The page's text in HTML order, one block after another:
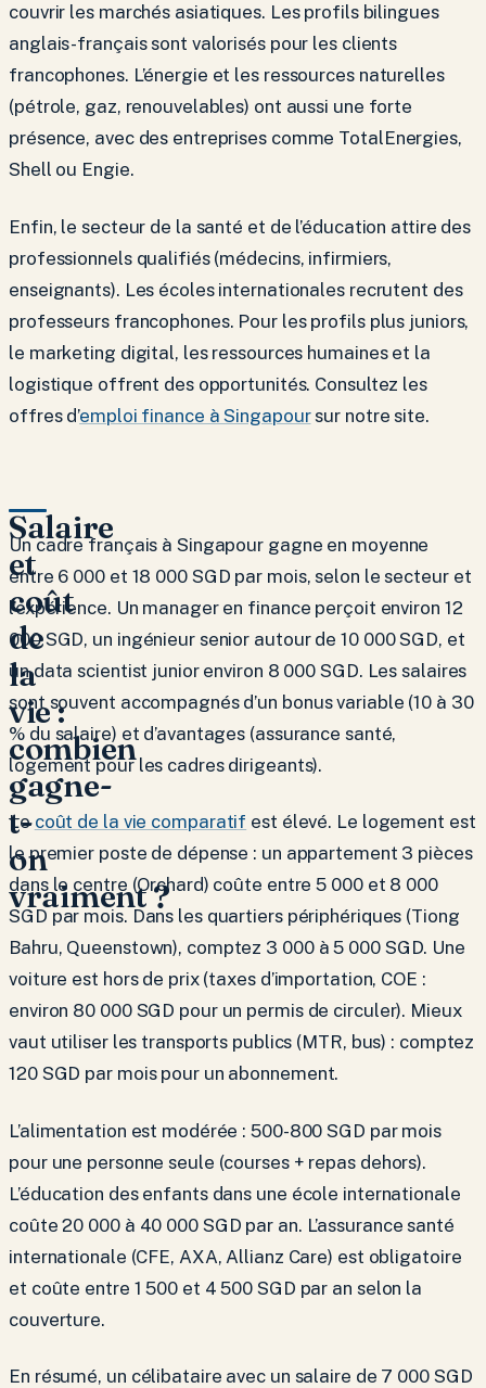
couvrir les marchés asiatiques. Les profils bilingues
anglais-français sont valorisés pour les clients
francophones. L’énergie et les ressources naturelles
(pétrole, gaz, renouvelables) ont aussi une forte
présence, avec des entreprises comme TotalEnergies,
Shell ou Engie.
Enfin, le secteur de la santé et de l’éducation attire des
professionnels qualifiés (médecins, infirmiers,
enseignants). Les écoles internationales recrutent des
professeurs francophones. Pour les profils plus juniors,
le marketing digital, les ressources humaines et la
logistique offrent des opportunités. Consultez les
offres d’emploi finance à Singapoursur notre site.
Salaire
et
coût
de
la
vie :
combien
gagne-
t-
on
vraiment ?
Un cadre français à Singapour gagne en moyenne
entre 6 000 et 18 000 SGD par mois, selon le secteur et
l’expérience. Un manager en finance perçoit environ 12
000 SGD, un ingénieur senior autour de 10 000 SGD, et
un data scientist junior environ 8 000 SGD. Les salaires
sont souvent accompagnés d’un bonus variable (10 à 30
% du salaire) et d’avantages (assurance santé,
logement pour les cadres dirigeants).
Lecoût de la vie comparatif est élevé. Le logement est
le premier poste de dépense : un appartement 3 pièces
dans le centre (Orchard) coûte entre 5 000 et 8 000
SGD par mois. Dans les quartiers périphériques (Tiong
Bahru, Queenstown), comptez 3 000 à 5 000 SGD. Une
voiture est hors de prix (taxes d’importation, COE :
environ 80 000 SGD pour un permis de circuler). Mieux
vaut utiliser les transports publics (MTR, bus) : comptez
120 SGD par mois pour un abonnement.
L’alimentation est modérée : 500-800 SGD par mois
pour une personne seule (courses + repas dehors).
L’éducation des enfants dans une école internationale
coûte 20 000 à 40 000 SGD par an. L’assurance santé
internationale (CFE, AXA, Allianz Care) est obligatoire
et coûte entre 1 500 et 4 500 SGD par an selon la
couverture.
En résumé, un célibataire avec un salaire de 7 000 SGD